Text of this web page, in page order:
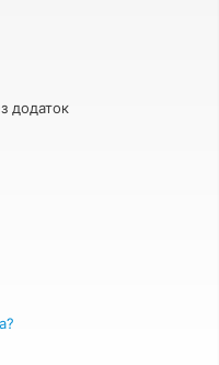
додаток